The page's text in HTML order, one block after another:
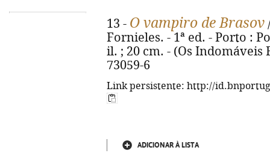
13 - O vampiro de Brasov
Fornieles. - 1ª ed. - Porto :
il. ; 20 cm. - (Os Indomáveis
73059-6
Link persistente: http://
ADICIONAR À LISTA